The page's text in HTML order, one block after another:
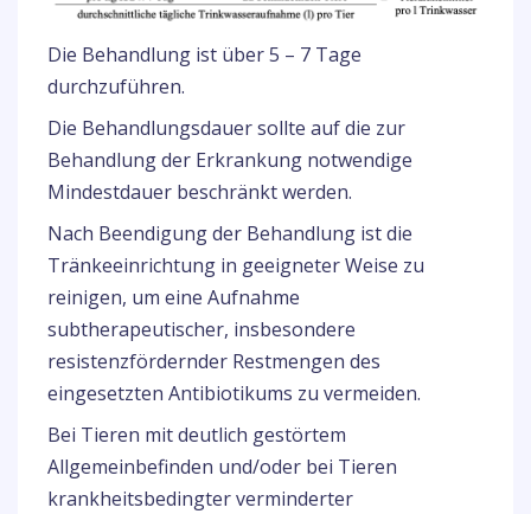
Die Behandlung ist über 5 – 7 Tage
durchzuführen.
Die Behandlungsdauer sollte auf die zur
Behandlung der Erkrankung notwendige
Mindestdauer beschränkt werden.
Nach Beendigung der Behandlung ist die
Tränkeeinrichtung in geeigneter Weise zu
reinigen, um eine Aufnahme
subtherapeutischer, insbesondere
resistenzfördernder Restmengen des
eingesetzten Antibiotikums zu vermeiden.
Bei Tieren mit deutlich gestörtem
Allgemeinbefinden und/oder bei Tieren
krankheitsbedingter verminderter